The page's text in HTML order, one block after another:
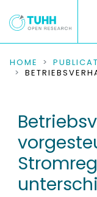
COMMUNITIES &
RESEARCH DATA
PEOPLE
INSTITUTIONS
HOME